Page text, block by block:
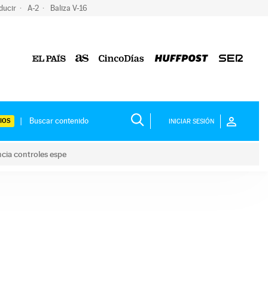
A-2 Baliza V-16
INICIAR SESIÓN
controles espe